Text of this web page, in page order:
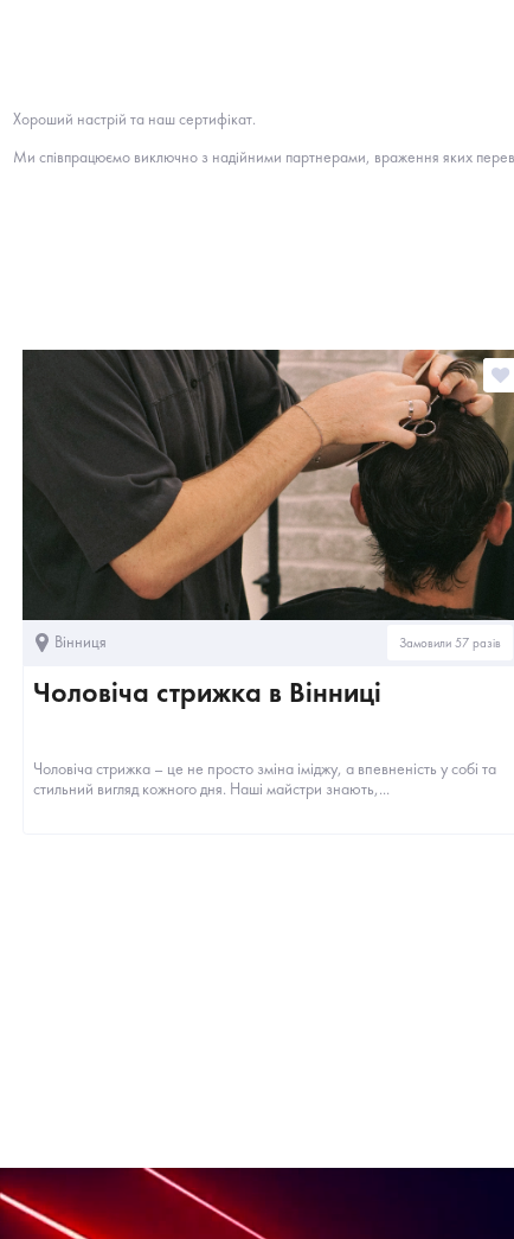
Хороший настрій та наш сертифікат.
Ми співпрацюємо виключно з надійними партнерами, враження яких
Вінниця Замовили 57 разів
Чоловіча стрижка в Вінниці
Чоловіча стрижка – це не просто зміна іміджу, а впевненість у собі та
стильний вигляд кожного дня. Наші майстри знають,...